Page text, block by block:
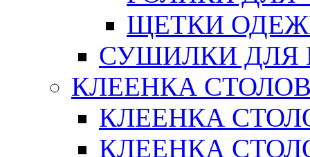
ЩЕТКИ
СУШИЛКИ ДЛЯ
КЛЕЕНКА
КЛЕЕНКА
КЛЕЕНКА